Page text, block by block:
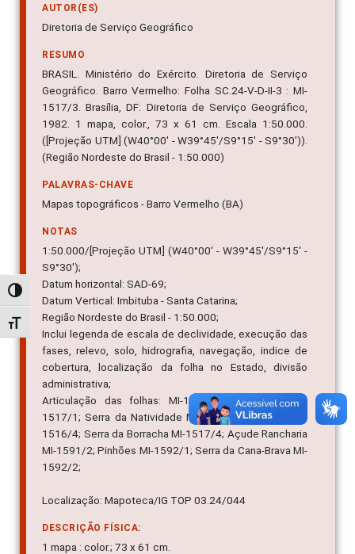
Alternar alto contraste
Alternar tamanho da fonte
AUTOR(ES)
Diretoria de Serviço Geográfico
RESUMO
BRASIL. Ministério do Exército. Diretoria de Serviço
Geográfico. Barro Vermelho: Folha SC.24-V-D-II-3 : MI-
1517/3. Brasília, DF: Diretoria de Serviço Geográfico,
1982. 1 mapa, color., 73 x 61 cm. Escala 1:50.000.
([Projeção UTM] (W40°00' - W39°45'/S9°15' - S9°30')).
(Região Nordeste do Brasil - 1:50.000)
PALAVRAS-CHAVE
Mapas topográficos - Barro Vermelho (BA)
NOTAS
1:50.000/[Projeção UTM] (W40°00' - W39°45'/S9°15' -
S9°30');
Datum horizontal: SAD-69;
Datum Vertical: Imbituba - Santa Catarina;
Região Nordeste do Brasil - 1:50.000;
Inclui legenda de escala de declividade, execução das
fases, relevo, solo, hidrografia, navegação, indice de
cobertura, localização da folha no Estado, divisão
administrativa;
Articulação das folhas: MI-1516/2; Rio Curaça MI-
1517/1; Serra da Natividade MI-1517/2; Caldeirão MI-
1516/4; Serra da Borracha MI-1517/4; Açude Rancharia
MI-1591/2; Pinhões MI-1592/1; Serra da Cana-Brava MI-
1592/2;
Localização: Mapoteca/IG TOP 03.24/044
DESCRIÇÃO FÍSICA:
1 mapa : color.; 73 x 61 cm.